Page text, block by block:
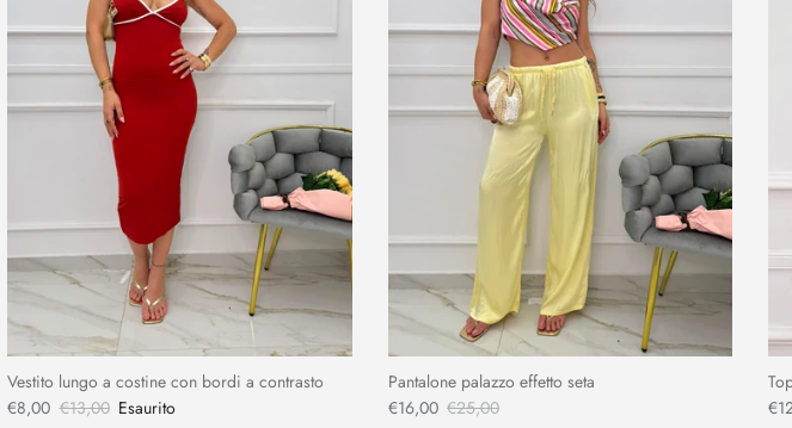
Vestito lungo a costine con bordi a contrasto
€8,00 €13,00 Esaurito
Pantalone palazzo effetto seta
€16,00 €25,00